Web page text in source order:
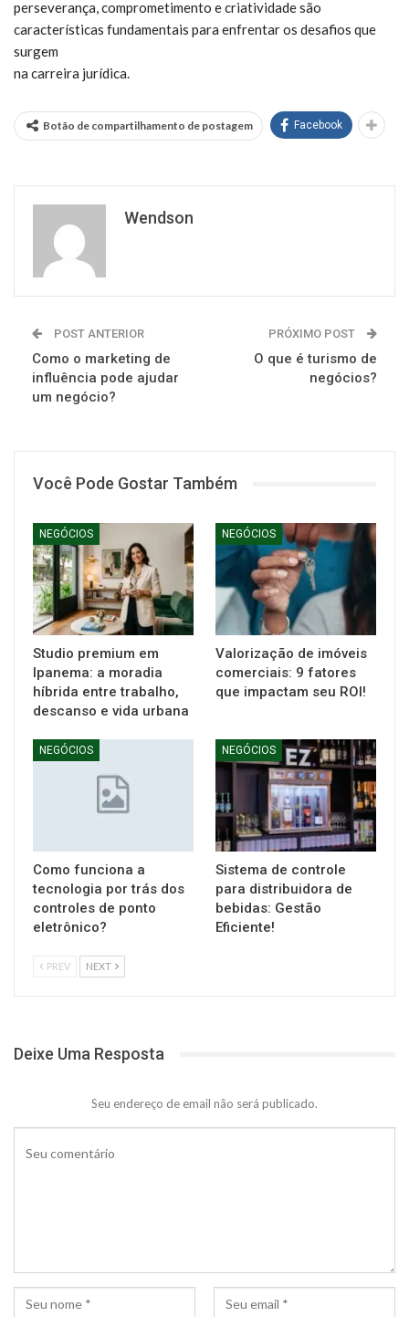
perseverança, comprometimento e criatividade são
características fundamentais para enfrentar os desafios que
surgem
na carreira jurídica.
Botão de compartilhamento de postagem Facebook
Wendson
POST ANTERIOR
Como o marketing de
influência pode ajudar
um negócio?
PRÓXIMO POST
O que é turismo de
negócios?
Você Pode Gostar Também
NEGÓCIOS
Studio premium em
Ipanema: a moradia
híbrida entre trabalho,
descanso e vida urbana
NEGÓCIOS
Valorização de imóveis
comerciais: 9 fatores
que impactam seu ROI!
NEGÓCIOS
Como funciona a
tecnologia por trás dos
controles de ponto
eletrônico?
NEGÓCIOS
Sistema de controle
para distribuidora de
bebidas: Gestão
Eficiente!
PREV NEXT
Deixe Uma Resposta
Seu endereço de email não será publicado.